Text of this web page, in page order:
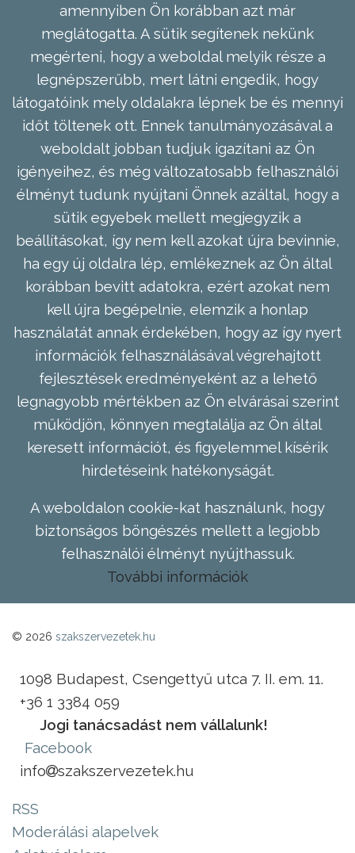
amennyiben Ön korábban azt már
meglátogatta. A sütik segítenek nekünk
megérteni, hogy a weboldal melyik része a
legnépszerűbb, mert látni engedik, hogy
látogatóink mely oldalakra lépnek be és mennyi
időt töltenek ott. Ennek tanulmányozásával a
weboldalt jobban tudjuk igazítani az Ön
igényeihez, és még változatosabb felhasználói
élményt tudunk nyújtani Önnek azáltal, hogy a
sütik egyebek mellett megjegyzik a
beállításokat, így nem kell azokat újra bevinnie,
ha egy új oldalra lép, emlékeznek az Ön által
korábban bevitt adatokra, ezért azokat nem
kell újra begépelnie, elemzik a honlap
használatát annak érdekében, hogy az így nyert
információk felhasználásával végrehajtott
fejlesztések eredményeként az a lehető
legnagyobb mértékben az Ön elvárásai szerint
működjön, könnyen megtalálja az Ön által
keresett információt, és figyelemmel kísérik
hirdetéseink hatékonyságát.
A weboldalon cookie-kat használunk, hogy
biztonságos böngészés mellett a legjobb
felhasználói élményt nyújthassuk.
További információk
© 2026 szakszervezetek.hu
1098 Budapest, Csengettyű utca 7. II. em. 11.
+36 1 3384 059
Jogi tanácsadást nem vállalunk!
Facebook
info
szakszervezetek.hu
RSS
Moderálási alapelvek